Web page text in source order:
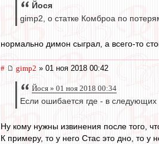
Йося
gimp2, о статке Комброа по
нормально димон сыграл, а всего-то
# gimp2 » 01 ноя 2018 00:42
Йося » 01 ноя 2018 00:34
Если ошибается где - в следующих
Ну кому нужны извинения после того,
К примеру, то у него Стас это дно, то у